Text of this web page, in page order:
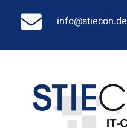
info@stiecon.de